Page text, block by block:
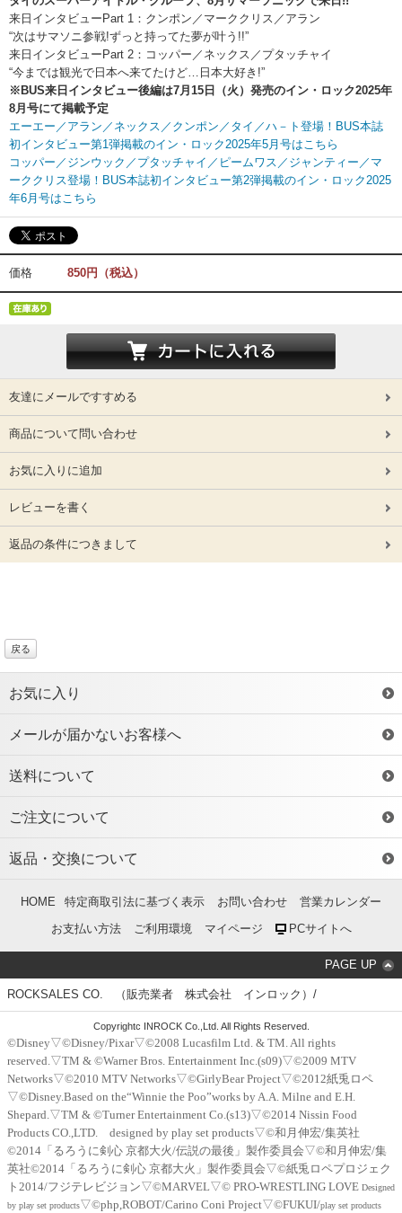
来日インタビューPart 1：クンポン／マーククリス／アラン
“次はサマソニ参戦!ずっと持ってた夢が叶う!!”
来日インタビューPart 2：コッパー／ネックス／プタッチャイ
“今までは観光で日本へ来てたけど…日本大好き!”
※BUS来日インタビュー後編は7月15日（火）発売のイン・ロック2025年
8月号にて掲載予定
エーエー／アラン／ネックス／クンポン／タイ／ハ－ト登場！BUS本誌
初インタビュー第1弾掲載のイン・ロック2025年5月号はこちら
コッパー／ジンウック／プタッチャイ／ピームワス／ジャンティー／マ
ーククリス登場！BUS本誌初インタビュー第2弾掲載のイン・ロック2025
年6月号はこちら
価格 850円（税込）
友達にメールですすめる
商品について問い合わせ
お気に入りに追加
レビューを書く
返品の条件につきまして
戻る
お気に入り
メールが届かないお客様へ
送料について
ご注文について
返品・交換について
HOME 特定商取引法に基づく表示 お問い合わせ
営業カレンダー
お支払い方法
ご利用環境 マイページ PCサイトへ
PAGE UP
ROCKSALES CO. （販売業者 株式会社 インロック）/
Copyrightc INROCK Co.,Ltd. All Rights Reserved.
©Disney▽©Disney/Pixar▽©2008 Lucasfilm Ltd. & TM. All rights
reserved.▽TM & ©Warner Bros. Entertainment Inc.(s09)▽©2009 MTV
Networks▽©2010 MTV Networks▽©GirlyBear Project▽©2012紙兎ロペ
▽©Disney.Based on the“Winnie the Poo”works by A.A. Milne and E.H.
Shepard.▽TM & ©Turner Entertainment Co.(s13)▽©2014 Nissin Food
Products CO.,LTD. designed by play set products▽©和月伸宏/集英社
©2014「るろうに剣心 京都大火/伝説の最後」製作委員会▽©和月伸宏/集
英社©2014「るろうに剣心 京都大火」製作委員会▽©紙兎ロペプロジェク
ト2014/フジテレビジョン▽©MARVEL▽© PRO-WRESTLING LOVE Designed
by play set products▽©php,ROBOT/Carino Coni Project▽©FUKUI/play set products